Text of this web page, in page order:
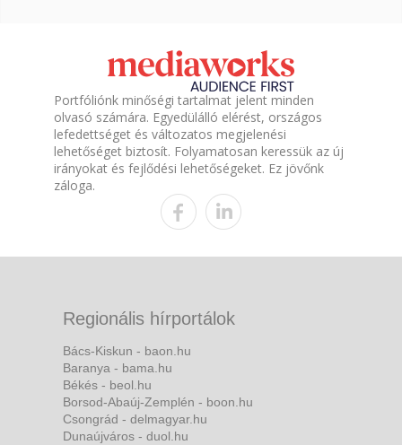
Portfóliónk minőségi tartalmat jelent minden
olvasó számára. Egyedülálló elérést, országos
lefedettséget és változatos megjelenési
lehetőséget biztosít. Folyamatosan keressük az új
irányokat és fejlődési lehetőségeket. Ez jövőnk
záloga.
Regionális hírportálok
Bács-Kiskun - baon.hu
Baranya - bama.hu
Békés - beol.hu
Borsod-Abaúj-Zemplén - boon.hu
Csongrád - delmagyar.hu
Dunaújváros - duol.hu